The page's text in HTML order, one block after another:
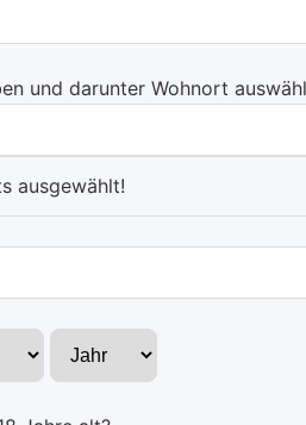
und darunter Wohnort
ausgewählt!